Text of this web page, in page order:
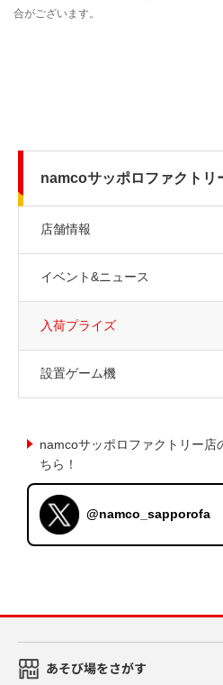
namcoサッポロファクトリ
店舗情報
イベント&ニュース
入荷プライズ
設置ゲーム機
namcoサッポロファクトリー店
ちら！
@namco_sapporofa
あそび場をさがす